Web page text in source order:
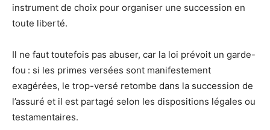
instrument de choix pour organiser une succession en
toute liberté.
Il ne faut toutefois pas abuser, car la loi prévoit un garde-
fou : si les primes versées sont manifestement
exagérées, le trop-versé retombe dans la succession de
l’assuré et il est partagé selon les dispositions légales ou
testamentaires.